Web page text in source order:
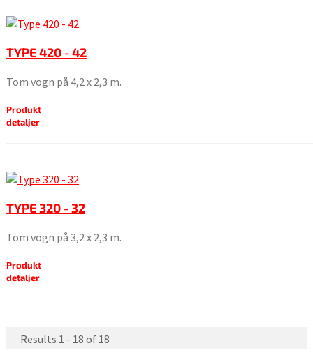
TYPE 420 - 42
Tom vogn på 4,2 x 2,3 m.
Produkt
detaljer
TYPE 320 - 32
Tom vogn på 3,2 x 2,3 m.
Produkt
detaljer
Results 1 - 18 of 18